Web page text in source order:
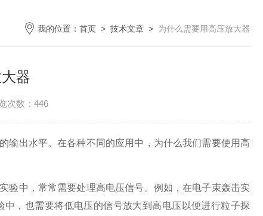
我的位置： 首页 > 技术文章 > 为什么需要用高压放大器
器
次数：446
出水平。在各种不同的应用中，为什么我们需要使用高
中，常常需要处理高电压信号。例如，在电子束轰击实
，也需要将低电压的信号放大到高电压以便进行粒子探